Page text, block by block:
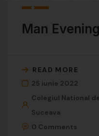
Man
READ MORE
25 iunie 2022
Colegiul National
Suceava
0 Comments